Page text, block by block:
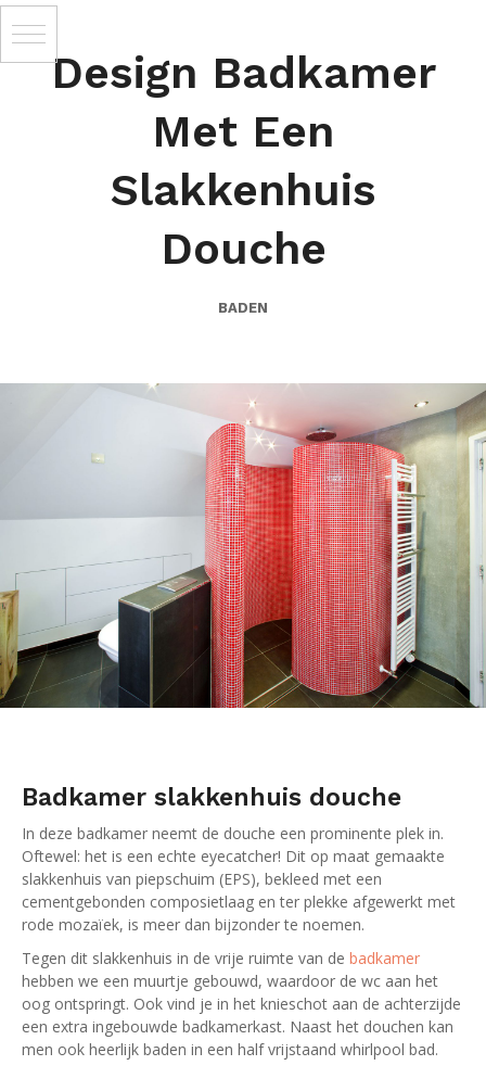
Design Badkamer
Met Een
Slakkenhuis
Douche
BADEN
Badkamer slakkenhuis douche
In deze badkamer neemt de douche een prominente plek in.
Oftewel: het is een echte eyecatcher! Dit op maat gemaakte
slakkenhuis van piepschuim (EPS), bekleed met een
cementgebonden composietlaag en ter plekke afgewerkt met
rode mozaïek, is meer dan bijzonder te noemen.
Tegen dit slakkenhuis in de vrije ruimte van de badkamer
hebben we een muurtje gebouwd, waardoor de wc aan het
oog ontspringt. Ook vind je in het knieschot aan de achterzijde
een extra ingebouwde badkamerkast. Naast het douchen kan
men ook heerlijk baden in een half vrijstaand whirlpool bad.